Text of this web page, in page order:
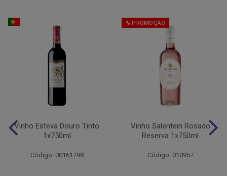
Vinho Esteva Douro Tinto
1x750ml
Código: 00161798
% PROMOÇÃO
Vinho Salentein Rosado
Reserva 1x750ml
Código: 010957